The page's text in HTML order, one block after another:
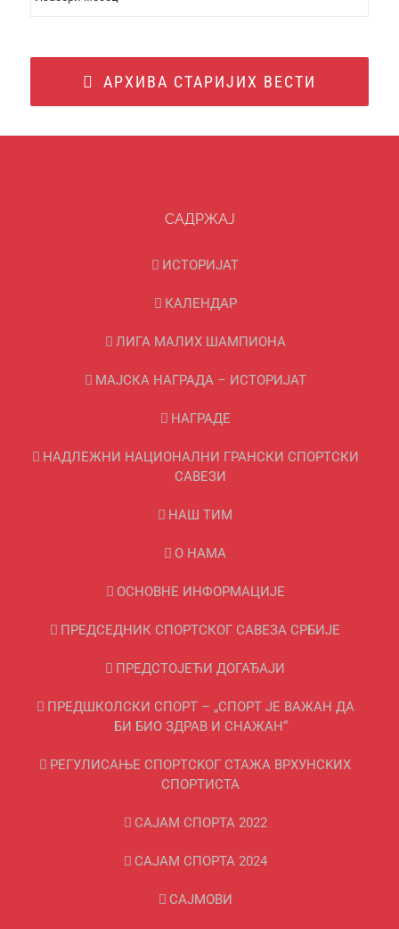
ВЕСТИ
АРХИВА СТАРИЈИХ ВЕСТИ
САДРЖАЈ
ИСТОРИЈАТ
КАЛЕНДАР
ЛИГА МАЛИХ ШАМПИОНА
МАЈСКА НАГРАДА – ИСТОРИЈАТ
НАГРАДЕ
НАДЛЕЖНИ НАЦИОНАЛНИ ГРАНСКИ СПОРТСКИ
САВЕЗИ
НАШ ТИМ
О НАМА
ОСНОВНЕ ИНФОРМАЦИЈЕ
ПРЕДСЕДНИК СПОРТСКОГ САВЕЗА СРБИЈЕ
ПРЕДСТОЈЕЋИ ДОГАЂАЈИ
ПРЕДШКОЛСКИ СПОРТ – „СПОРТ ЈЕ ВАЖАН ДА
БИ БИО ЗДРАВ И СНАЖАН“
РЕГУЛИСАЊЕ СПОРТСKОГ СТАЖА ВРХУНСKИХ
СПОРТИСТА
САЈАМ СПОРТА 2022
САЈАМ СПОРТА 2024
САЈМОВИ